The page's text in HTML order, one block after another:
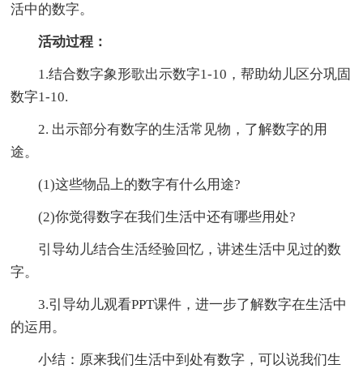
活中的数字。
活动过程：
1.结合数字象形歌出示数字1-10，帮助幼儿区分巩固
数字1-10.
2. 出示部分有数字的生活常见物，了解数字的用
途。
(1)这些物品上的数字有什么用途?
(2)你觉得数字在我们生活中还有哪些用处?
引导幼儿结合生活经验回忆，讲述生活中见过的数
字。
3.引导幼儿观看PPT课件，进一步了解数字在生活中
的运用。
小结：原来我们生活中到处有数字，可以说我们生